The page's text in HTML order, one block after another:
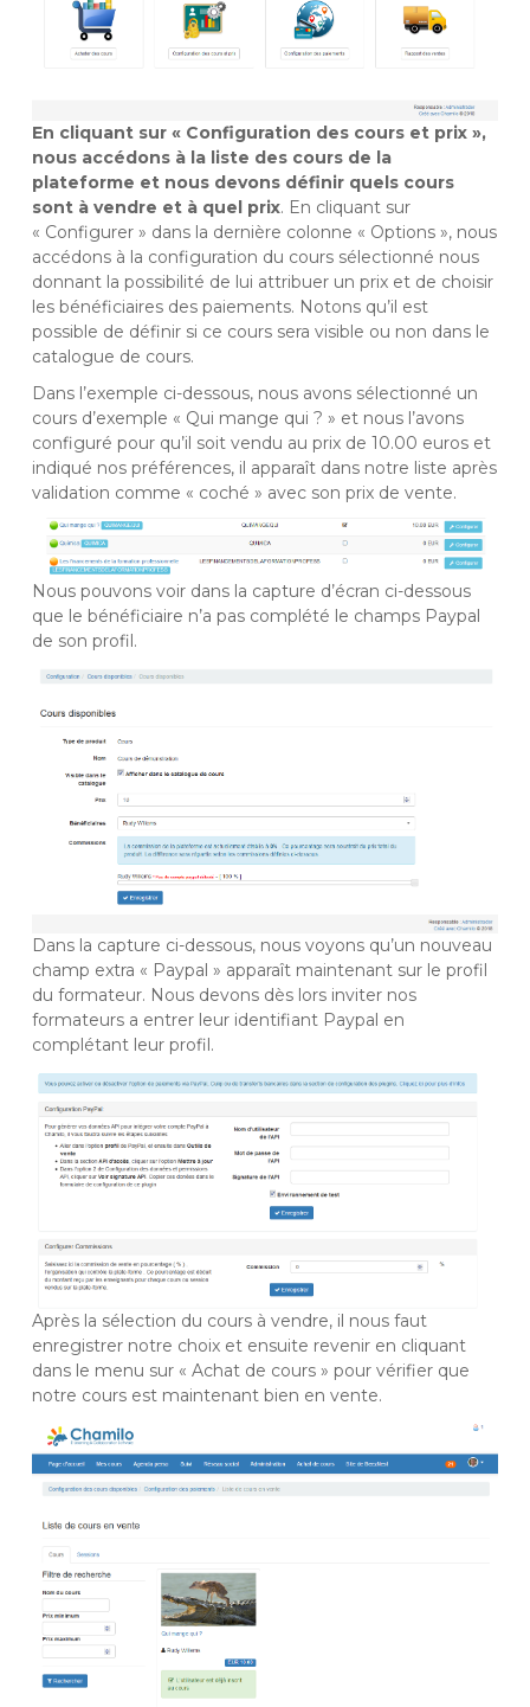
En cliquant sur « Configuration des cours et prix »,
nous accédons à la liste des cours de la
plateforme et nous devons définir quels cours
sont à vendre et à quel prix. En cliquant sur
« Configurer » dans la dernière colonne « Options », nous
accédons à la configuration du cours sélectionné nous
donnant la possibilité de lui attribuer un prix et de choisir
les bénéficiaires des paiements. Notons qu’il est
possible de définir si ce cours sera visible ou non dans le
catalogue de cours.
Dans l’exemple ci-dessous, nous avons sélectionné un
cours d’exemple « Qui mange qui ? » et nous l’avons
configuré pour qu’il soit vendu au prix de 10.00 euros et
indiqué nos préférences, il apparaît dans notre liste après
validation comme « coché » avec son prix de vente.
Nous pouvons voir dans la capture d’écran ci-dessous
que le bénéficiaire n’a pas complété le champs Paypal
de son profil.
Dans la capture ci-dessous, nous voyons qu’un nouveau
champ extra « Paypal » apparaît maintenant sur le profil
du formateur. Nous devons dès lors inviter nos
formateurs a entrer leur identifiant Paypal en
complétant leur profil.
Après la sélection du cours à vendre, il nous faut
enregistrer notre choix et ensuite revenir en cliquant
dans le menu sur « Achat de cours » pour vérifier que
notre cours est maintenant bien en vente.